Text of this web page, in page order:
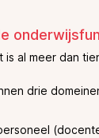
is al meer dan
drie